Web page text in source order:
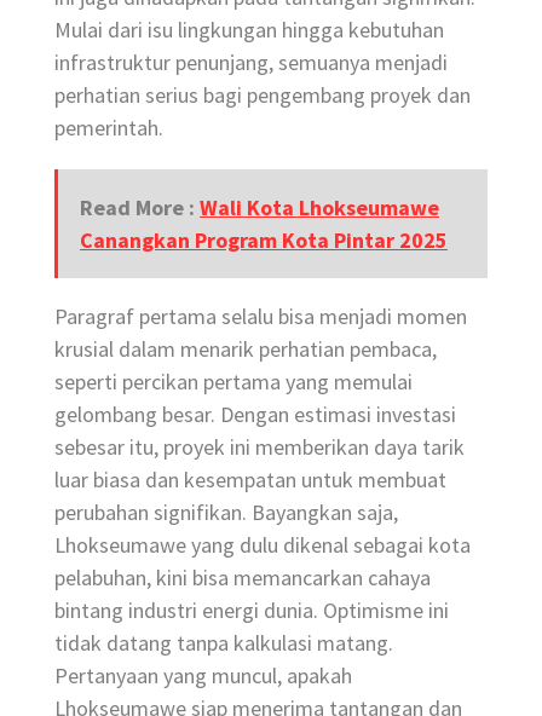
Mulai dari isu lingkungan hingga kebutuhan
infrastruktur penunjang, semuanya menjadi
perhatian serius bagi pengembang proyek dan
pemerintah.
Read More : Wali Kota Lhokseumawe
Canangkan Program Kota Pintar 2025
Paragraf pertama selalu bisa menjadi momen
krusial dalam menarik perhatian pembaca,
seperti percikan pertama yang memulai
gelombang besar. Dengan estimasi investasi
sebesar itu, proyek ini memberikan daya tarik
luar biasa dan kesempatan untuk membuat
perubahan signifikan. Bayangkan saja,
Lhokseumawe yang dulu dikenal sebagai kota
pelabuhan, kini bisa memancarkan cahaya
bintang industri energi dunia. Optimisme ini
tidak datang tanpa kalkulasi matang.
Pertanyaan yang muncul, apakah
Lhokseumawe siap menerima tantangan dan